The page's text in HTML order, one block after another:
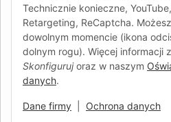
Technicznie konieczne,
Retargeting, ReCaptcha.
dowolnym momencie (ikona
dolnym rogu). Więcej informacji
Skonfigurujoraz w naszym
danych.
Dane firmy Ochrona danych
AFATEK International| Twój
zamiennych do przyczep i
Zapytania:
Globalna dostawa z naszego